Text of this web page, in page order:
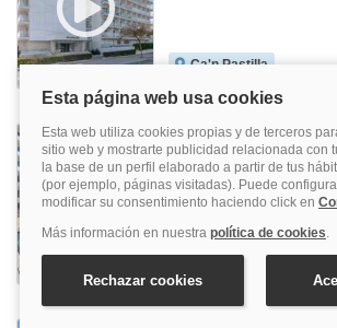
Ca'n Pastilla
Ilusion Calma and Spa
Ca'n Pastilla